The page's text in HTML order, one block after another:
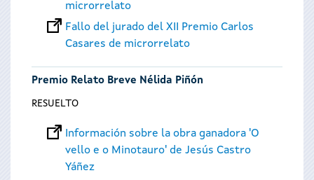
microrrelato
Fallo del jurado del XII Premio Carlos
Casares de microrrelato
Premio Relato Breve Nélida Piñón
RESUELTO
Información sobre la obra ganadora 'O
vello e o Minotauro' de Jesús Castro
Yáñez